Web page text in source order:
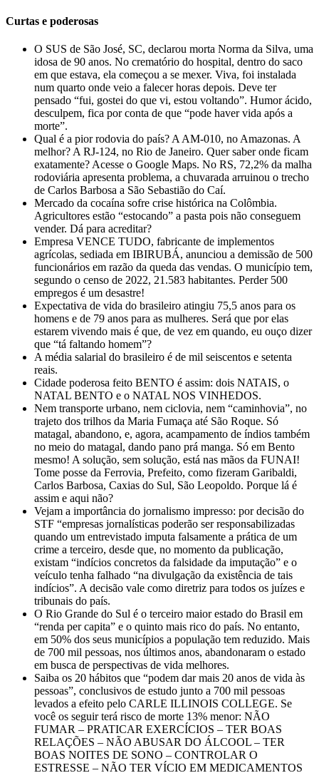
Curtas e poderosas
O SUS de São José, SC, declarou morta Norma da Silva, uma
idosa de 90 anos. No crematório do hospital, dentro do saco
em que estava, ela começou a se mexer. Viva, foi instalada
num quarto onde veio a falecer horas depois. Deve ter
pensado “fui, gostei do que vi, estou voltando”. Humor ácido,
desculpem, fica por conta de que “pode haver vida após a
morte”.
Qual é a pior rodovia do país? A AM-010, no Amazonas. A
melhor? A RJ-124, no Rio de Janeiro. Quer saber onde ficam
exatamente? Acesse o Google Maps. No RS, 72,2% da malha
rodoviária apresenta problema, a chuvarada arruinou o trecho
de Carlos Barbosa a São Sebastião do Caí.
Mercado da cocaína sofre crise histórica na Colômbia.
Agricultores estão “estocando” a pasta pois não conseguem
vender. Dá para acreditar?
Empresa VENCE TUDO, fabricante de implementos
agrícolas, sediada em IBIRUBÁ, anunciou a demissão de 500
funcionários em razão da queda das vendas. O município tem,
segundo o censo de 2022, 21.583 habitantes. Perder 500
empregos é um desastre!
Expectativa de vida do brasileiro atingiu 75,5 anos para os
homens e de 79 anos para as mulheres. Será que por elas
estarem vivendo mais é que, de vez em quando, eu ouço dizer
que “tá faltando homem”?
A média salarial do brasileiro é de mil seiscentos e setenta
reais.
Cidade poderosa feito BENTO é assim: dois NATAIS, o
NATAL BENTO e o NATAL NOS VINHEDOS.
Nem transporte urbano, nem ciclovia, nem “caminhovia”, no
trajeto dos trilhos da Maria Fumaça até São Roque. Só
matagal, abandono, e, agora, acampamento de índios também
no meio do matagal, dando pano prá manga. Só em Bento
mesmo! A solução, sem solução, está nas mãos da FUNAI!
Tome posse da Ferrovia, Prefeito, como fizeram Garibaldi,
Carlos Barbosa, Caxias do Sul, São Leopoldo. Porque lá é
assim e aqui não?
Vejam a importância do jornalismo impresso: por decisão do
STF “empresas jornalísticas poderão ser responsabilizadas
quando um entrevistado imputa falsamente a prática de um
crime a terceiro, desde que, no momento da publicação,
existam “indícios concretos da falsidade da imputação” e o
veículo tenha falhado “na divulgação da existência de tais
indícios”. A decisão vale como diretriz para todos os juízes e
tribunais do país.
O Rio Grande do Sul é o terceiro maior estado do Brasil em
“renda per capita” e o quinto mais rico do país. No entanto,
em 50% dos seus municípios a população tem reduzido. Mais
de 700 mil pessoas, nos últimos anos, abandonaram o estado
em busca de perspectivas de vida melhores.
Saiba os 20 hábitos que “podem dar mais 20 anos de vida às
pessoas”, conclusivos de estudo junto a 700 mil pessoas
levados a efeito pelo CARLE ILLINOIS COLLEGE. Se
você os seguir terá risco de morte 13% menor: NÃO
FUMAR – PRATICAR EXERCÍCIOS – TER BOAS
RELAÇÕES – NÃO ABUSAR DO ÁLCOOL – TER
BOAS NOITES DE SONO – CONTROLAR O
ESTRESSE – NÃO TER VÍCIO EM MEDICAMENTOS